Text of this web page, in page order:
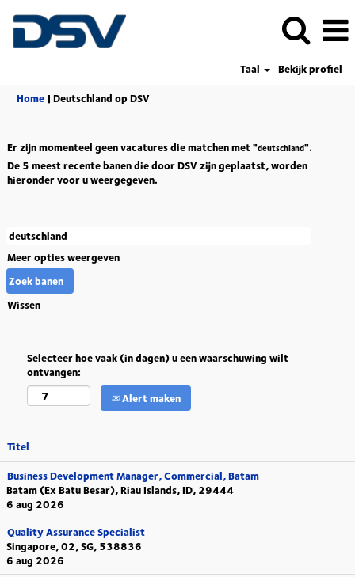
Taal
Bekijk profiel
Home | Deutschland op DSV(huidige
Er zijn momenteel geen vacatures die matchen met "deutschland".
De 5 meest recente banen die door DSV zijn geplaatst, worden
hieronder voor u weergegeven.
Meer opties weergeven
Wissen
Selecteer hoe vaak (in dagen) u een waarschuwing wilt
ontvangen:
Alert maken
Titel
Business Development Manager, Commercial, Batam
Batam (Ex Batu Besar), Riau Islands, ID, 29444
6 aug 2026
Quality Assurance Specialist
Singapore, 02, SG, 538836
6 aug 2026